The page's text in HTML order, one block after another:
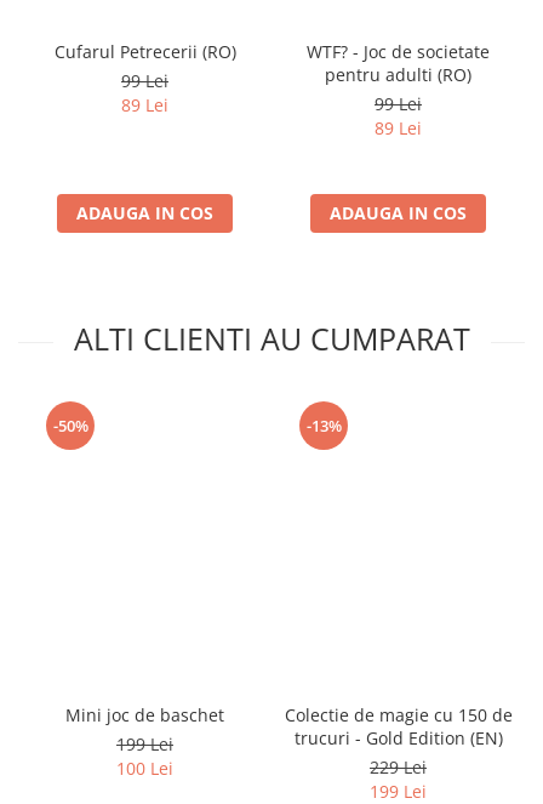
Cufarul Petrecerii (RO)
99 Lei
89 Lei
ADAUGA IN COS
WTF? - Joc de societate
pentru adulti (RO)
99 Lei
89 Lei
ADAUGA IN COS
ALTI CLIENTI AU CUMPARAT
-50%
Mini joc de baschet
199 Lei
100 Lei
-13%
Colectie de magie cu 150 de
trucuri - Gold Edition (EN)
229 Lei
199 Lei